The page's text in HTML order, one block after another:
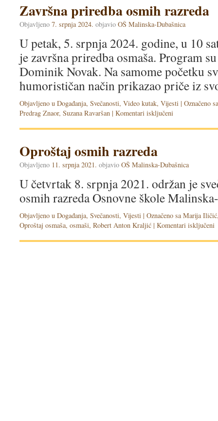
Završna priredba osmih razreda
Objavljeno 7. srpnja 2024. objavio OŠ Malinska-Dubašnica
U petak, 5. srpnja 2024. godine, u 10
je završna priredba osmaša. Program
Dominik Novak. Na samome početku
humorističan način prikazao priče iz
Objavljeno u Događanja, Svečanosti, Video kutak, Vijesti | Označeno sa
Predrag Znaor, Suzana Ravaršan | Komentari isključeni
Oproštaj osmih razreda
Objavljeno 11. srpnja 2021. objavio OŠ Malinska-Dubašnica
U četvrtak 8. srpnja 2021. održan je
osmih razreda Osnovne škole
Objavljeno u Događanja, Svečanosti, Vijesti | Označeno sa Marija Iličić
Oproštaj osmaša, osmaši, Robert Anton Kraljić | Komentari isključeni